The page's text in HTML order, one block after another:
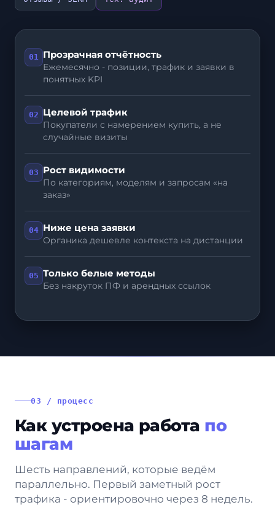
01 Прозрачная отчётность
Ежемесячно - позиции, трафик и заявки в
понятных KPI
02 Целевой трафик
Покупатели с намерением купить, а не
случайные визиты
03 Рост видимости
По категориям, моделям и запросам «на
заказ»
04 Ниже цена заявки
Органика дешевле контекста на дистанции
05 Только белые методы
Без накруток ПФ и арендных ссылок
03 / процесс
Как устроена работа по
шагам
Шесть направлений, которые ведём
параллельно. Первый заметный рост
трафика - ориентировочно через 8 недель.